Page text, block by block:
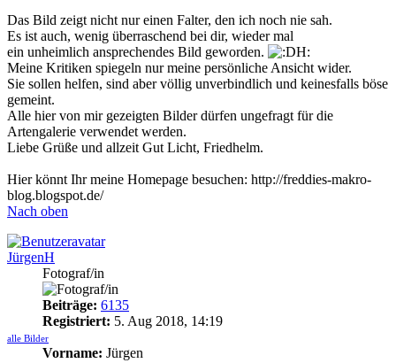
Das Bild zeigt nicht nur einen Falter, den ich noch nie sah.
Es ist auch, wenig überraschend bei dir, wieder mal
ein unheimlich ansprechendes Bild geworden.
Meine Kritiken spiegeln nur meine persönliche Ansicht wider.
Sie sollen helfen, sind aber völlig unverbindlich und keinesfalls böse
gemeint.
Alle hier von mir gezeigten Bilder dürfen ungefragt für die
Artengalerie verwendet werden.
Liebe Grüße und allzeit Gut Licht, Friedhelm.
Hier könnt Ihr meine Homepage besuchen: http://freddies-makro-
blog.blogspot.de/
Nach oben
JürgenH
Fotograf/in
Beiträge: 6135
Registriert: 5. Aug 2018, 14:19
alle Bilder
Vorname: Jürgen